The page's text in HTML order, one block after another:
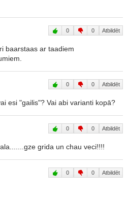
0 0 Atbildēt
baarstaas ar taadiem
0 0 Atbildēt
esi "gailis"? Vai abi varianti kopā?
0 0 Atbildēt
grida un chau veci!!!!
0 0 Atbildēt